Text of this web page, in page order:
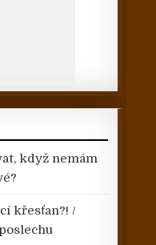
když nemám
křesťan?! /